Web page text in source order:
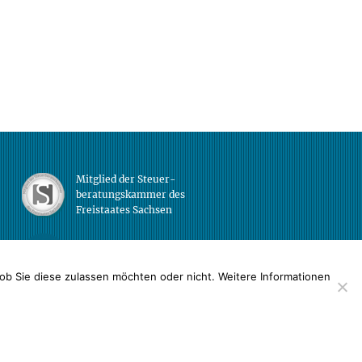
Mitglied der Steuer-
beratungskammer des
Freistaates Sachsen
Sie diese zulassen möchten oder nicht. Weitere Informationen